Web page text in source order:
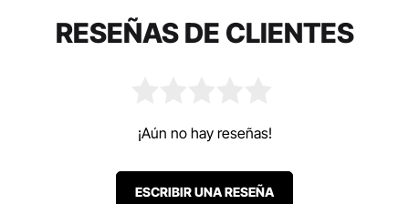
RESEÑAS DE CLIENTES
¡Aún no hay reseñas!
ESCRIBIR UNA RESEÑA